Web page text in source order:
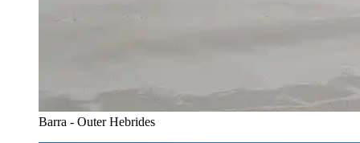
Barra - Outer Hebrides